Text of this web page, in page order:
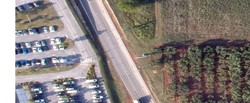
Komina maslina,
nakon donošenja
poljoprivrednim
na tlo, biljke i okoliš.
imaju ključnu ulogu u
može sigurno vratiti u
nakon novih
gdje se provode